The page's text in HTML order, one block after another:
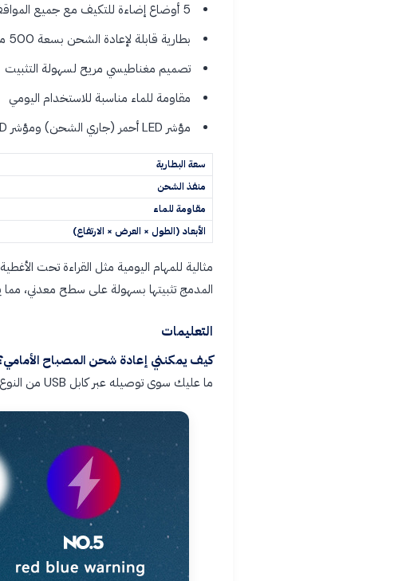
5 أوضاع إضاءة للتكيف مع جميع المواقف
بطارية قابلة لإعادة الشحن بسعة 500 مللي أمبير لضمان عمر بطارية مثالي
تصميم مغناطيسي مريح لسهولة التثبيت
مقاومة للماء مناسبة للاستخدام اليومي
مؤشر LED أحمر (جاري الشحن) ومؤشر LED أخضر (تم الشحن بالكامل)
سعة البطارية
منفذ الشحن
مقاومة للماء
الأبعاد (الطول × العرض × الارتفاع)
مثالية للمهام اليومية مثل القراءة تحت
المدمج تثبيتها بسهولة على سطح معدني، مما
التعليمات
كيف يمكنني إعادة شحن المصباح
ما عليك سوى توصيله عبر كابل USB من النوع C.